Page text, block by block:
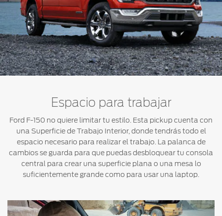
Espacio para trabajar
Ford F-150 no quiere limitar tu estilo. Esta pickup cuenta con
una Superficie de Trabajo Interior, donde tendrás todo el
espacio necesario para realizar el trabajo. La palanca de
cambios se guarda para que puedas desbloquear tu consola
central para crear una superficie plana o una mesa lo
suficientemente grande como para usar una laptop.